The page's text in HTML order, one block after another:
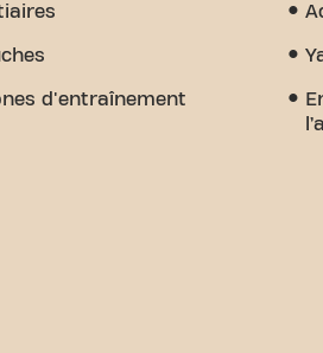
simple salle de sport - c'est
d'entraînement